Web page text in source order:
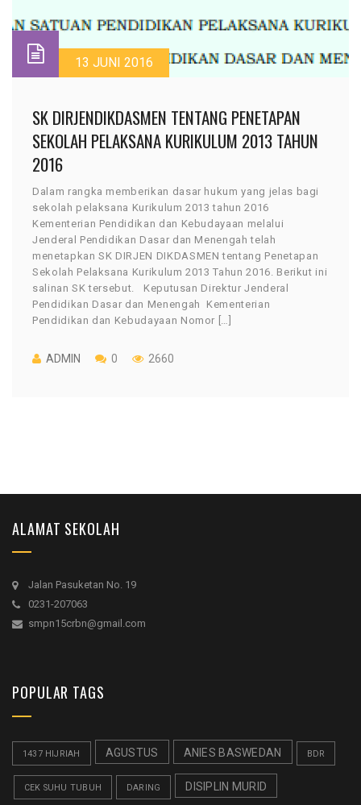
13 JUNI 2016
SK DIRJENDIKDASMEN TENTANG PENETAPAN
SEKOLAH PELAKSANA KURIKULUM 2013 TAHUN
2016
Dalam rangka memberikan dasar hukum yang jelas bagi
sekolah pelaksana Kurikulum 2013 tahun 2016
Kementerian Pendidikan dan Kebudayaan melalui
Jenderal Pendidikan Dasar dan Menengah telah
menetapkan SK DIRJEN DIKDASMEN tentang Penetapan
Sekolah Pelaksana Kurikulum 2013 Tahun 2016. Berikut ini
salinan SK tersebut. Keputusan Direktur Jenderal
Pendidikan Dasar dan Menengah Kementerian
Pendidikan dan Kebudayaan Nomor […]
ADMIN 0 2660
ALAMAT SEKOLAH
Jalan Pasuketan No. 19
0231-207063
smpn15crbn@gmail.com
POPULAR TAGS
1437 HIJRIAH AGUSTUS ANIES BASWEDAN BDR
CEK SUHU TUBUH DARING DISIPLIN MURID